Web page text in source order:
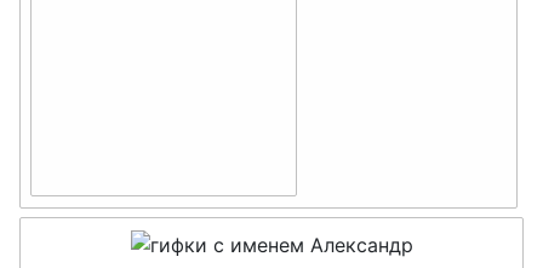
имя с буквы - Б
Беата- ДР